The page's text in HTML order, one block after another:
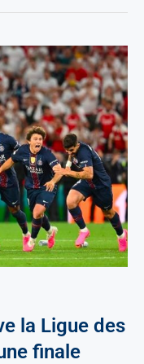
la Ligue des
finale